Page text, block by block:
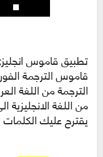
تطبيق قاموس
قاموس الترجمة
الترجمة من اللغة
من اللغة
يقترح عليك